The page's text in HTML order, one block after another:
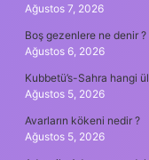
Ağustos 7, 2026
Boş gezenlere ne denir ?
Ağustos 6, 2026
Kubbetü’s-Sahra hangi
Ağustos 5, 2026
Avarların kökeni nedir ?
Ağustos 5, 2026